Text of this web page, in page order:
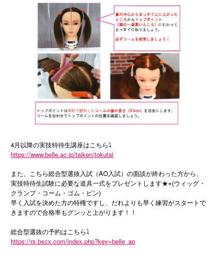
4月以降の実技特待生講座はこちら⤵︎
https://www.belle.ac.jp/taiken/tokutai
また、こちら総合型選抜入試（AO入試）の面談が終わった方から、
実技特待生試験に必要な道具一式をプレゼントします★⭐︎(ウィッグ・
クランプ・コーム・ゴム・ピン)
早く入試を決めた方の特権ですし、だれよりも早く練習がスタートで
きますので合格率もグンッと上がります！！
総合型選抜の予約はこちら⤵︎
https://rs.bscx.com/index.php?key=belle_ao